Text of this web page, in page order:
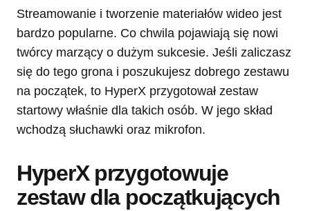
Streamowanie i tworzenie materiałów wideo jest
bardzo popularne. Co chwila pojawiają się nowi
twórcy marzący o dużym sukcesie. Jeśli zaliczasz
się do tego grona i poszukujesz dobrego zestawu
na początek, to HyperX przygotował zestaw
startowy właśnie dla takich osób. W jego skład
wchodzą słuchawki oraz mikrofon.
HyperX przygotowuje
zestaw dla początkujących